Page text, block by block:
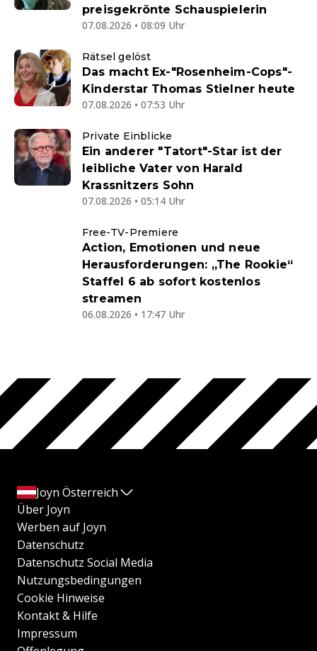
preisgekrönte Schauspielerin
07.08.2026 • 08:09 Uhr
Rätsel gelöst
Das macht Ex-"Rosenheim-Cops"-
Kinderstar Thomas Stielner heute
07.08.2026 • 07:53 Uhr
Private Einblicke
Ein anderer "Tatort"-Star ist der
leibliche Vater von Harald
Krassnitzers Sohn
07.08.2026 • 05:14 Uhr
Free-TV-Premiere
Action, Emotionen und neue
Herausforderungen: „The Rookie“
Staffel 6 ab sofort kostenlos
streamen
06.08.2026 • 17:47 Uhr
Joyn Österreich
Über Joyn
Werben auf Joyn
Datenschutz
Datenschutz Social Media
Nutzungsbedingungen
Cookie Hinweise
Kontakt & Hilfe
Impressum